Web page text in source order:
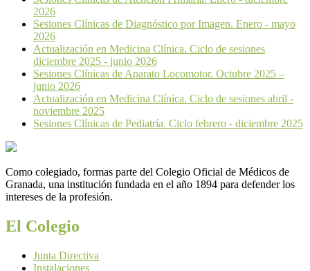
2026
Sesiones Clínicas de Diagnóstico por Imagen. Enero - mayo
2026
Actualización en Medicina Clínica. Ciclo de sesiones
diciembre 2025 - junio 2026
Sesiones Clínicas de Aparato Locomotor. Octubre 2025 –
junio 2026
Actualización en Medicina Clínica. Ciclo de sesiones abril -
noviembre 2025
Sesiones Clínicas de Pediatría. Ciclo febrero - diciembre 2025
Como colegiado, formas parte del Colegio Oficial de Médicos de
Granada, una institución fundada en el año 1894 para defender los
intereses de la profesión.
El Colegio
Junta Directiva
Instalaciones